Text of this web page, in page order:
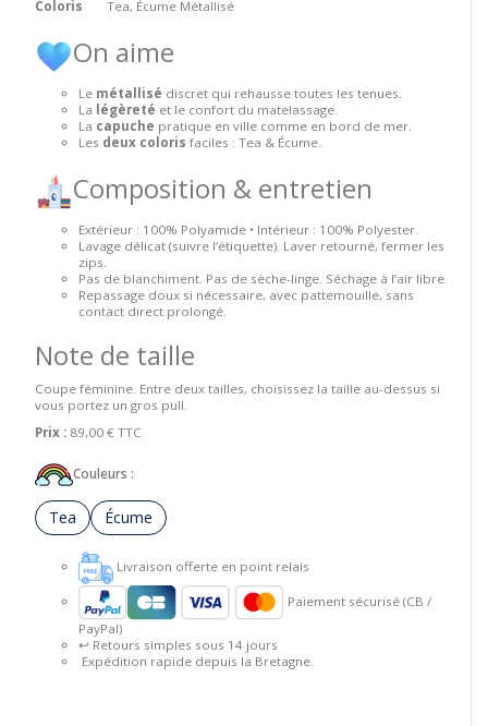
Coloris Tea, Écume Métallisé
On aime
Le métallisé discret qui rehausse toutes les tenues.
La légèreté et le confort du matelassage.
La capuche pratique en ville comme en bord de mer.
Les deux coloris faciles : Tea & Écume.
Composition & entretien
Extérieur : 100% Polyamide • Intérieur : 100% Polyester.
Lavage délicat (suivre l’étiquette). Laver retourné, fermer les
zips.
Pas de blanchiment. Pas de sèche-linge. Séchage à l’air libre.
Repassage doux si nécessaire, avec pattemouille, sans
contact direct prolongé.
Note de taille
Coupe féminine. Entre deux tailles, choisissez la taille au-dessus si
vous portez un gros pull.
Prix : 89,00 € TTC
Couleurs :
Tea Écume
Livraison offerte en point relais
Paiement sécurisé (CB /
PayPal)
↩️ Retours simples sous 14 jours
Expédition rapide depuis la Bretagne.